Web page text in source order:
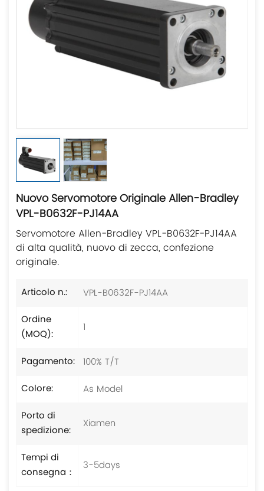
Nuovo Servomotore Originale Allen-Bradley
VPL-B0632F-PJ14AA
Servomotore Allen-Bradley VPL-B0632F-PJ14AA
di alta qualità, nuovo di zecca, confezione
originale.
Articolo n.:
VPL-B0632F-PJ14AA
Ordine
(MOQ):
1
Pagamento: 100% T/T
Colore:
As Model
Porto di
spedizione:
Xiamen
Tempi di
consegna：
3-5days